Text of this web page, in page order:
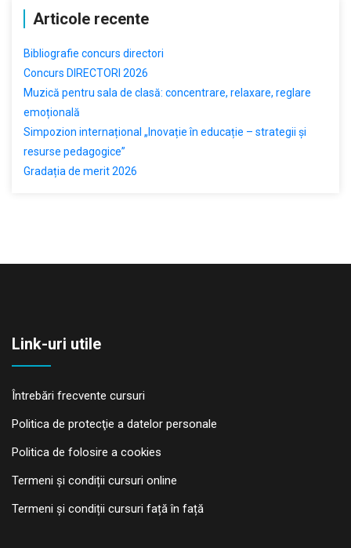
Articole recente
Bibliografie concurs directori
Concurs DIRECTORI 2026
Muzică pentru sala de clasă: concentrare, relaxare, reglare
emoțională
Simpozion internațional „Inovație în educație – strategii și
resurse pedagogice”
Gradația de merit 2026
Link-uri utile
Întrebări frecvente cursuri
Politica de protecţie a datelor personale
Politica de folosire a cookies
Termeni și condiții cursuri online
Termeni și condiții cursuri față în față